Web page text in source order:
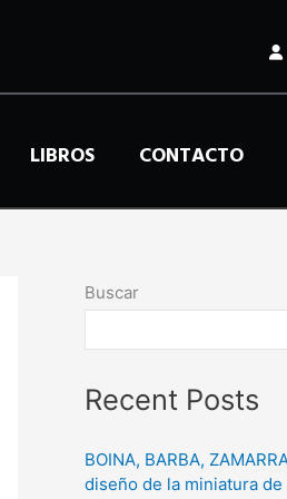
LIBROS CONTACTO
Buscar
Recent Posts
BOINA, BARBA,
diseño de la miniatura de